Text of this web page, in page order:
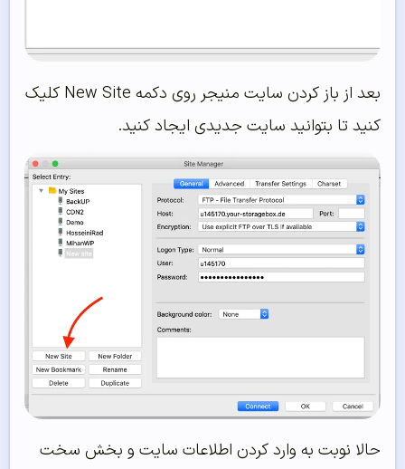
بعد از باز کردن سایت منیجر روی دکمه New Site کلیک
کنید تا بتوانید سایت جدیدی ایجاد کنید.
حالا نوبت به وارد کردن اطلاعات سایت و بخش سخت